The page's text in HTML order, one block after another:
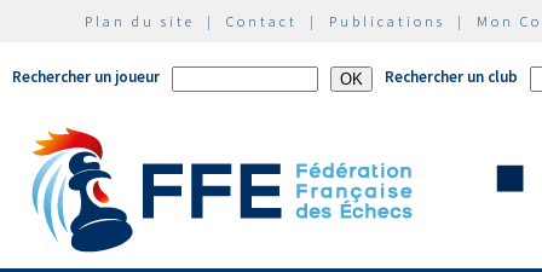
Plan du site | Contact | Publications | Mon
Rechercher un joueur Rechercher un club